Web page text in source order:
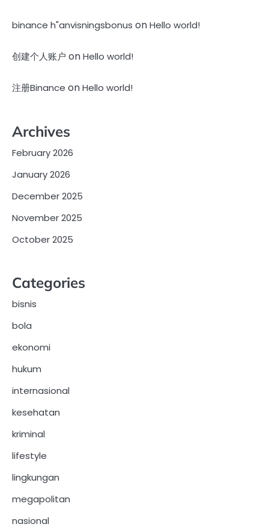
binance h"anvisningsbonus onHello world!
创建个人账户 onHello world!
注册Binance onHello world!
Archives
February 2026
January 2026
December 2025
November 2025
October 2025
Categories
bisnis
bola
ekonomi
hukum
internasional
kesehatan
kriminal
lifestyle
lingkungan
megapolitan
nasional